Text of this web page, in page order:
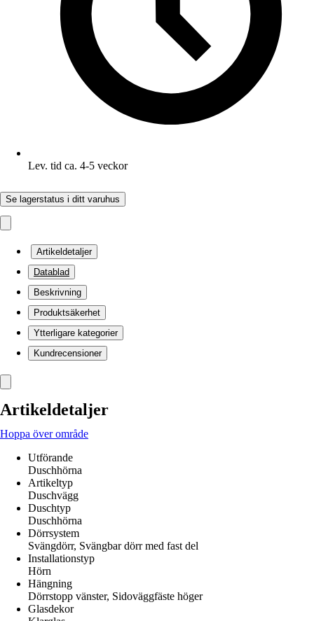
Lev. tid ca. 4-5 veckor
Se lagerstatus i ditt varuhus
Artikeldetaljer
Datablad
Beskrivning
Produktsäkerhet
Ytterligare kategorier
Kundrecensioner
Artikeldetaljer
Hoppa över område
Utförande
Duschhörna
Artikeltyp
Duschvägg
Duschtyp
Duschhörna
Dörrsystem
Svängdörr, Svängbar dörr med fast del
Installationstyp
Hörn
Hängning
Dörrstopp vänster, Sidoväggfäste höger
Glasdekor